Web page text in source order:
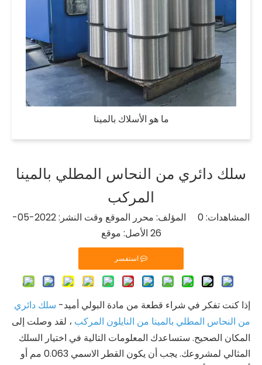
ما هو الأسلاك بالمينا
سلك دائري من النحاس المطلي بالمينا
المركب
المشاهدات:0
المؤلف: محرر الموقع وقت النشر: 2022-05-
26 الأصل:
موقع
استفسر
إذا كنت تفكر في شراء قطعة من مادة البولي أميد- سلك دائري
من النحاس المطلي بالمينا من النايلون المركب ، لقد وصلت إلى
المكان الصحيح. ستساعدك المعلومات التالية في اختيار السلك
المثالي لمشروعك. يجب أن يكون القطر الاسمي 0.063 مم أو